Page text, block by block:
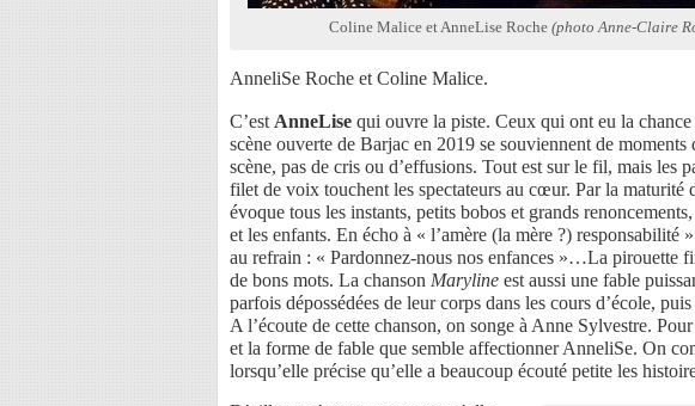
Coline Malice et AnneLise Roche (photo Anne-Claire
AnneliSe Roche et Coline Malice.
C’est AnneLise qui ouvre la piste. Ceux qui ont eu la chance
scène ouverte de Barjac en 2019 se souviennent de moments
scène, pas de cris ou d’effusions. Tout est sur le fil, mais les
filet de voix touchent les spectateurs au cœur. Par la maturité
évoque tous les instants, petits bobos et grands
et les enfants. En écho à « l’amère (la mère ?) responsabilité
au refrain : « Pardonnez-nous nos enfances »…La pirouette
de bons mots. La chanson Maryline est aussi une fable
parfois dépossédées de leur corps dans les cours d’école,
A l’écoute de cette chanson, on songe à Anne Sylvestre.
et la forme de fable que semble affectionner AnneliSe. On
lorsqu’elle précise qu’elle a beaucoup écouté petite les